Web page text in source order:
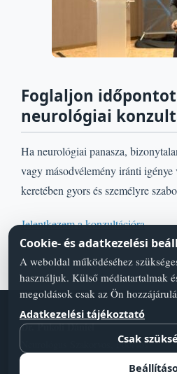
Foglaljon
neurológiai
Ha neurológiai panasza,
vagy másodvélemény iránti
keretében gyors és személyre
Jelentkezem a konzultációra
Dr. Pukoli Dániel
Neurológus Szakorvos, Főorvos
BlogOrvos
Cookie- és adatkezelési
A weboldal működéséhez
használjuk. Külső médiatartalmak
megoldások csak az Ön
Adatkezelési tájékoztató
Csak